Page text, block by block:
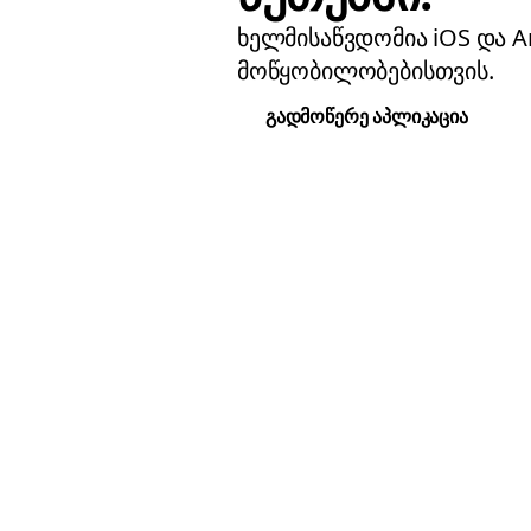
ხელმისაწვდომია iOS და
მოწყობილობებისთვის.
გადმოწერე აპლიკაცია